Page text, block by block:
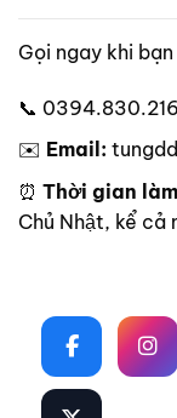
Gọi ngay khi
📞
✉️ Email:
⏰ Thời gian
Chủ Nhật, kể cả